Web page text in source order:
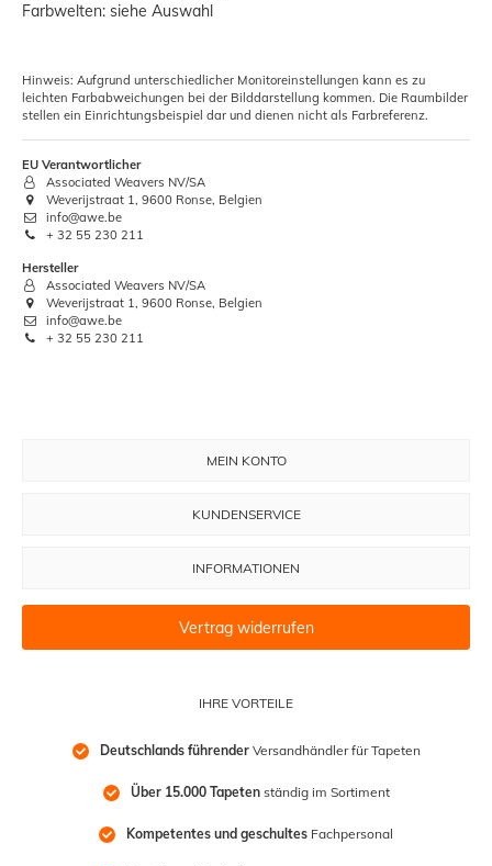
Farbwelten: siehe Auswahl
Hinweis: Aufgrund unterschiedlicher Monitoreinstellungen kann es zu
leichten Farbabweichungen bei der Bilddarstellung kommen. Die Raumbilder
stellen ein Einrichtungsbeispiel dar und dienen nicht als Farbreferenz.
EU Verantwortlicher
Associated Weavers NV/SA
Weverijstraat 1, 9600 Ronse, Belgien
info@awe.be
+ 32 55 230 211
Hersteller
Associated Weavers NV/SA
Weverijstraat 1, 9600 Ronse, Belgien
info@awe.be
+ 32 55 230 211
IHRE VORTEILE
Deutschlands führender Versandhändler für Tapeten
Über 15.000 Tapeten ständig im Sortiment
Kompetentes und geschultes Fachpersonal
MEIN KONTO
KUNDENSERVICE
INFORMATIONEN
Vertrag widerrufen